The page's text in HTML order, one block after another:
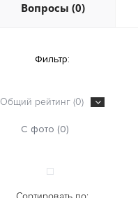
Вопросы (0)
Фильтр:
Общий рейтинг (0)
С фото (0)